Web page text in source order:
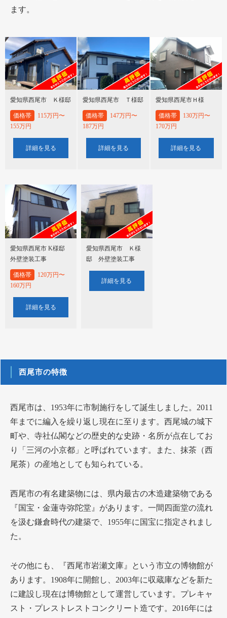
ます。
愛知県西尾市 Ｋ様邸
価格帯
115万円〜
155万円
詳細を見る
愛知県西尾市 Ｔ様邸
価格帯
147万円〜
187万円
詳細を見る
愛知県西尾市Ｈ様
価格帯
130万円〜
170万円
詳細を見る
愛知県西尾市 K様邸
外壁塗装工事
価格帯
120万円〜
160万円
詳細を見る
愛知県西尾市 Ｋ様
邸 外壁塗装工事
詳細を見る
西尾市の特徴
西尾市は、1953年に市制施行をして誕生しました。2011
年までに編入を繰り返し現在に至ります。西尾城の城下
町や、寺社仏閣などの歴史的な史跡・名所が点在してお
り「三河の小京都」と呼ばれています。また、抹茶（西
尾茶）の産地としても知られている。
西尾市の有名建築物には、県内最古の木造建築物である
『国宝・金蓮寺弥陀堂』があります。一間四面堂の流れ
を汲む鎌倉時代の建築で、1955年に国宝に指定されまし
た。
その他にも、『西尾市岩瀬文庫』という市立の博物館が
あります。1908年に開館し、2003年に収蔵庫などを新た
に建設し現在は博物館として運営しています。プレキャ
スト・プレストレストコンクリート造です。2016年には